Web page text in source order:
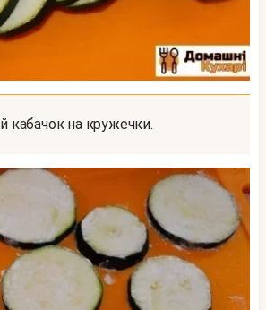
кабачок на кружечки.